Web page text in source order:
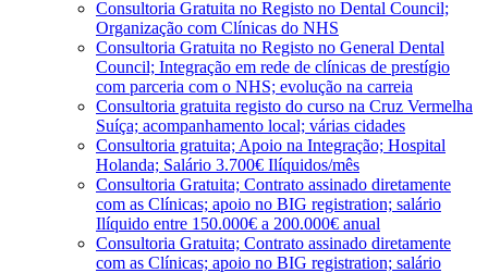
Consultoria Gratuita no Registo no Dental Council;
Organização com Clínicas do NHS
Consultoria Gratuita no Registo no General Dental
Council; Integração em rede de clínicas de prestígio
com parceria com o NHS; evolução na carreia
Consultoria gratuita registo do curso na Cruz Vermelha
Suíça; acompanhamento local; várias cidades
Consultoria gratuita; Apoio na Integração; Hospital
Holanda; Salário 3.700€ Ilíquidos/mês
Consultoria Gratuita; Contrato assinado diretamente
com as Clínicas; apoio no BIG registration; salário
Ilíquido entre 150.000€ a 200.000€ anual
Consultoria Gratuita; Contrato assinado diretamente
com as Clínicas; apoio no BIG registration; salário